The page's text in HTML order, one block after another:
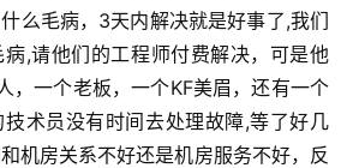
么毛病，3天内解决就是好事了,我们
,请他们的工程师付费解决，可是他
，一个老板，一个KF美眉，还有一个
术员没有时间去处理故障,等了好几
机房关系不好还是机房服务不好，反